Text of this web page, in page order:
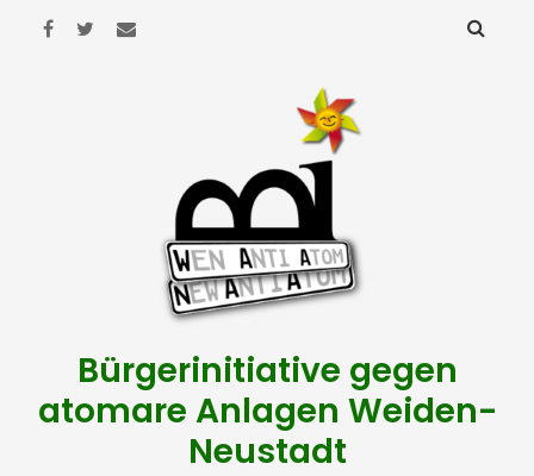
Bürgerinitiative gegen
atomare Anlagen Weiden-
Neustadt